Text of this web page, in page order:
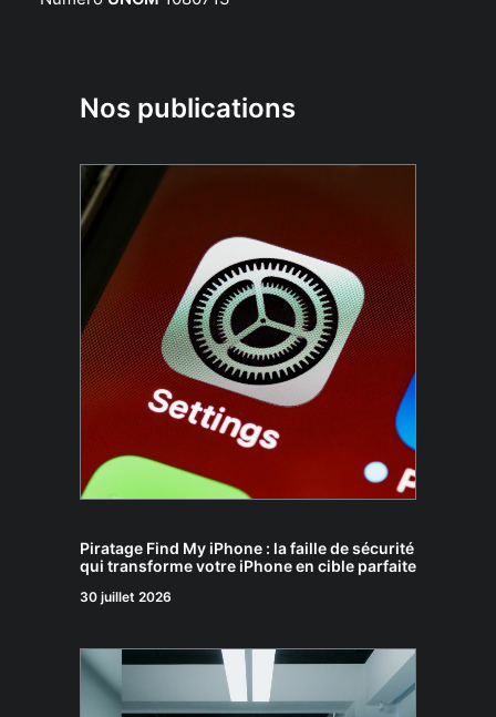
Nos publications
Piratage Find My iPhone : la faille de sécurité
qui transforme votre iPhone en cible parfaite
30 juillet 2026